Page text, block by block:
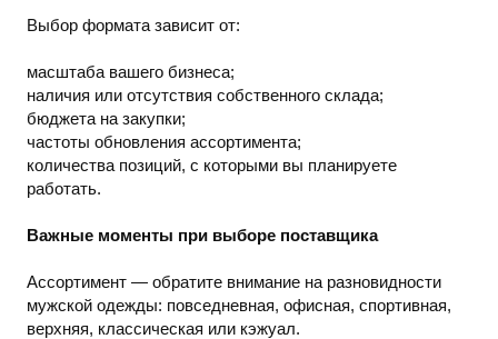
Выбор формата зависит от:
масштаба вашего бизнеса;
наличия или отсутствия собственного склада;
бюджета на закупки;
частоты обновления ассортимента;
количества позиций, с которыми вы планируете
работать.
Важные моменты при выборе поставщика
Ассортимент — обратите внимание на разновидности
мужской одежды: повседневная, офисная, спортивная,
верхняя, классическая или кэжуал.